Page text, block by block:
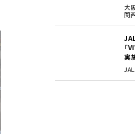
大
関
「
実
JAL